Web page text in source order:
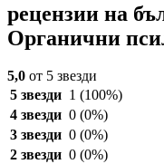
рецензии на
Органични
5,0 от 5 звезди
5 звезди 1 (100%)
4 звезди 0 (0%)
3 звезди 0 (0%)
2 звезди 0 (0%)